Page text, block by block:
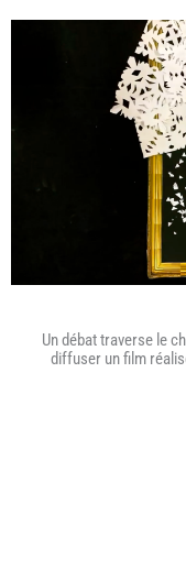
Un débat traverse le
diffuser un film